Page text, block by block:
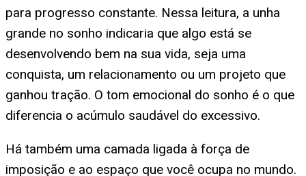
para progresso constante. Nessa leitura, a unha
grande no sonho indicaria que algo está se
desenvolvendo bem na sua vida, seja uma
conquista, um relacionamento ou um projeto que
ganhou tração. O tom emocional do sonho é o que
diferencia o acúmulo saudável do excessivo.
Há também uma camada ligada à força de
imposição e ao espaço que você ocupa no mundo.